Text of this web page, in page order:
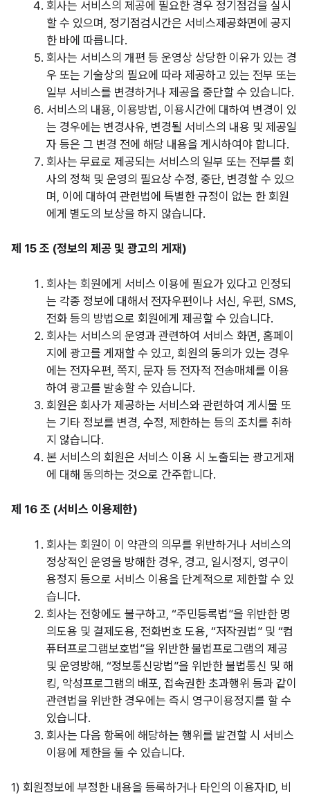
회사는 서비스의 제공에 필요한 경우 정기점검을 실시
할 수 있으며, 정기점검시간은 서비스제공화면에 공지
한 바에 따릅니다.
회사는 서비스의 개편 등 운영상 상당한 이유가 있는 경
우 또는 기술상의 필요에 따라 제공하고 있는 전부 또는
일부 서비스를 변경하거나 제공을 중단할 수 있습니다.
서비스의 내용, 이용방법, 이용시간에 대하여 변경이 있
는 경우에는 변경사유, 변경될 서비스의 내용 및 제공일
자 등은 그 변경 전에 해당 내용을 게시하여야 합니다.
회사는 무료로 제공되는 서비스의 일부 또는 전부를 회
사의 정책 및 운영의 필요상 수정, 중단, 변경할 수 있으
며, 이에 대하여 관련법에 특별한 규정이 없는 한 회원
에게 별도의 보상을 하지 않습니다.
제 15 조 (정보의 제공 및 광고의 게재)
회사는 회원에게 서비스 이용에 필요가 있다고 인정되
는 각종 정보에 대해서 전자우편이나 서신, 우편, SMS,
전화 등의 방법으로 회원에게 제공할 수 있습니다.
회사는 서비스의 운영과 관련하여 서비스 화면, 홈페이
지에 광고를 게재할 수 있고, 회원의 동의가 있는 경우
에는 전자우편, 쪽지, 문자 등 전자적 전송매체를 이용
하여 광고를 발송할 수 있습니다.
회원은 회사가 제공하는 서비스와 관련하여 게시물 또
는 기타 정보를 변경, 수정, 제한하는 등의 조치를 취하
지 않습니다.
본 서비스의 회원은 서비스 이용 시 노출되는 광고게재
에 대해 동의하는 것으로 간주합니다.
제 16 조 (서비스 이용제한)
회사는 회원이 이 약관의 의무를 위반하거나 서비스의
정상적인 운영을 방해한 경우, 경고, 일시정지, 영구이
용정지 등으로 서비스 이용을 단계적으로 제한할 수 있
습니다.
회사는 전항에도 불구하고, “주민등록법”을 위반한 명
의도용 및 결제도용, 전화번호 도용, “저작권법” 및 “컴
퓨터프로그램보호법”을 위반한 불법프로그램의 제공
및 운영방해, “정보통신망법”을 위반한 불법통신 및 해
킹, 악성프로그램의 배포, 접속권한 초과행위 등과 같이
관련법을 위반한 경우에는 즉시 영구이용정지를 할 수
있습니다.
회사는 다음 항목에 해당하는 행위를 발견할 시 서비스
이용에 제한을 둘 수 있습니다.
1) 회원정보에 부정한 내용을 등록하거나 타인의 이용자ID, 비